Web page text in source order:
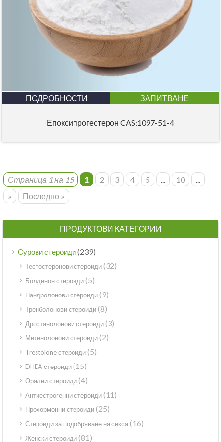
ПОДРОБНОСТИ ЗАПИТВАНЕ
Епоксипрогестерон CAS:1097-51-4
Страница 1 на 15 1 2 3 4 5 ... 10
...
»
Последно »
ПРОДУКТОВИ КАТЕГОРИИ
Сурови стероиди(239)
Тестостеронови стероиди(32)
Болденон стероиди(5)
Нандролонови стероиди(9)
Тренболонови стероиди(8)
Дростанолонови стероиди(3)
Метенолонови стероиди(2)
Trestolone стероиди(5)
DHEA стероиди(15)
Орални стероиди(4)
Антиестрогенни стероиди(11)
Прохормонни стероиди(25)
Стероиди за подобряване на секса(16)
Женски стероиди(81)